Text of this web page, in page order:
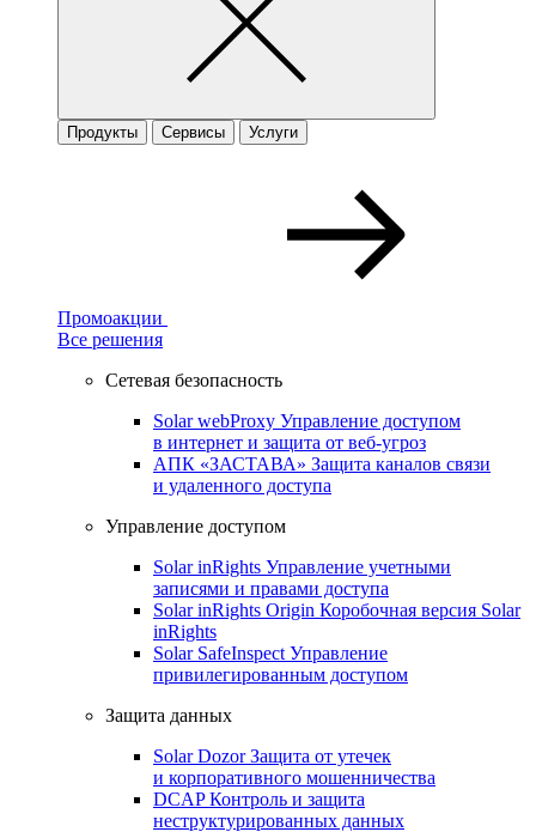
Продукты Сервисы Услуги
Промоакции
Все решения
Сетевая безопасность
Solar webProxy Управление доступом
в интернет и защита от веб-угроз
АПК «ЗАСТАВА» Защита каналов связи
и удаленного доступа
Управление доступом
Solar inRights Управление учетными
записями и правами доступа
Solar inRights Origin Коробочная версия Solar
inRights
Solar SafeInspect Управление
привилегированным доступом
Защита данных
Solar DozorЗащита от утечек
и корпоративного мошенничества
DCAPКонтроль и защита
неструктурированных данных